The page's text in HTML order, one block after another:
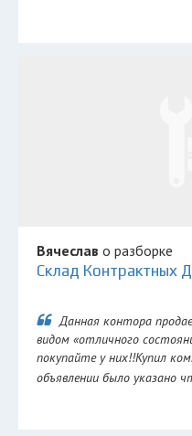
Вячеслав о разборке
Склад Контрактных
Данная контора
видом «отличного
покупайте у них!!Купил
объявлении было указано